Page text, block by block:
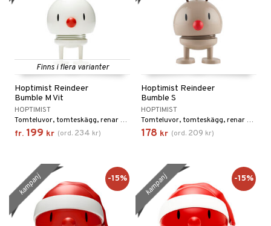
Finns i flera varianter
Hoptimist Reindeer
Bumble M Vit
HOPTIMIST
Tomteluvor, tomteskägg, renar och snögubbar. Glädje, värme och förväntan.
fr. 199 kr (ord. 234 kr)
Hoptimist Reindeer
Bumble S
HOPTIMIST
Tomteluvor, tomteskägg, renar och snögubbar. Glädje, värme och förväntan.
178 kr (ord. 209 kr)
kampanj -15% kampanj -15%